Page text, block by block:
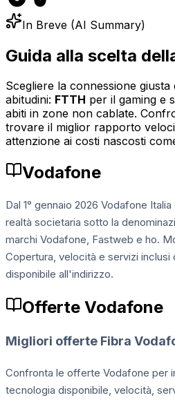
In Breve (AI Summary)
Guida alla scelta
Scegliere la connessione giusta
abitudini: FTTH per il gaming e
abiti in zone non cablate.
trovare il miglior rapporto
attenzione ai costi nascosti
Vodafone
Dal 1° gennaio 2026 Vodafone
realtà societaria sotto la
marchi Vodafone, Fastweb e ho.
Copertura, velocità e servizi
disponibile all'indirizzo.
Offerte Vodafone
Migliori offerte Fibra
Confronta le offerte Vodafone per
tecnologia disponibile, velocità,